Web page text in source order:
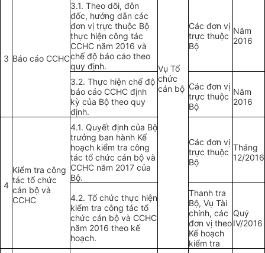
Vụ Tổ
chức
cán bộ
3 Báo cáo CCHC
3.1. Theo dõi, đôn
đốc, hướng dẫn các
đơn vị trực thuộc Bộ
thực hiện công tác
CCHC năm 2016 và
chế độ báo cáo theo
quy định.
Các đơn vị
trực thuộc
Bộ
Năm
2016
3.2. Thực hiện chế độ
báo cáo CCHC định
kỳ của Bộ theo quy
định.
Các đơn vị
trực thuộc
Bộ
Năm
2016
4
Kiểm tra công
tác tổ chức
cán bộ và
CCHC
4.1. Quyết định của Bộ
trưởng ban hành Kế
hoạch kiểm tra công
tác tổ chức cán bộ và
CCHC năm 2017 của
Bộ.
Các đơn vị
trực thuộc
Bộ
Tháng
12/2016
4.2. Tổ chức thực hiện
kiểm tra công tác tổ
chức cán bộ và CCHC
năm 2016 theo kế
hoạch.
Thanh tra
Bộ, Vụ Tài
chính, các
đơn vị theo
Kế hoạch
kiểm tra
Quý
IV/2016